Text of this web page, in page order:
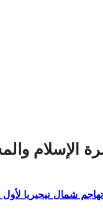
الإسلام
شمال نيجيريا